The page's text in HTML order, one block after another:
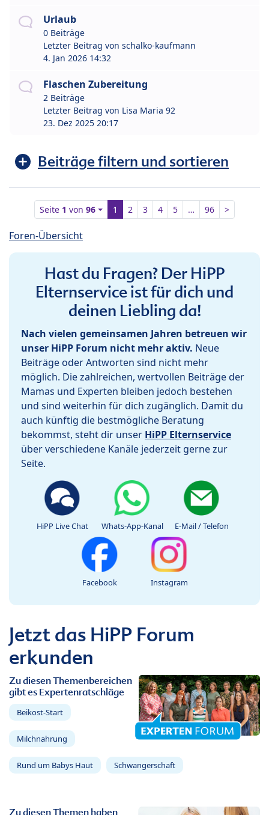
Urlaub
0 Beiträge
Letzter Beitrag von schalko-kaufmann
4. Jan 2026 14:32
Flaschen Zubereitung
2 Beiträge
Letzter Beitrag von Lisa Maria 92
23. Dez 2025 20:17
Beiträge filtern und sortieren
Seite 1 von96 1 2 3 4 5 … 96 >
Foren-Übersicht
Hast du Fragen? Der HiPP
Elternservice ist für dich und
deinen Liebling da!
Nach vielen gemeinsamen Jahren betreuen wir
unser HiPP Forum nicht mehr aktiv. Neue
Beiträge oder Antworten sind nicht mehr
möglich. Die zahlreichen, wertvollen Beiträge der
Mamas und Experten bleiben jedoch bestehen
und sind weiterhin für dich zugänglich. Damit du
auch künftig die bestmögliche Beratung
bekommst, steht dir unser HiPP Elternservice
über verschiedene Kanäle jederzeit gerne zur
Seite.
HiPP Live Chat Whats-App-Kanal E-Mail / Telefon
Facebook Instagram
Jetzt das HiPP Forum
erkunden
Zu diesen Themenbereichen
gibt es Expertenratschläge
Beikost-Start
Milchnahrung
Rund um Babys Haut Schwangerschaft
Zu diesen Themen haben